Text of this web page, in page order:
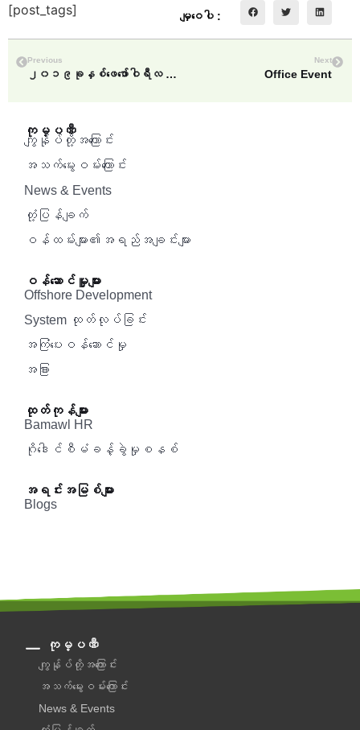
[post_tags] မျှဝေပါ :
Previous
၂၀၁၉ခုနှစ်ဖေဖော်ဝါရီလ အပန်းဖြေခရီးသွားခြင်း
Next
Office Event
ကုမ္ပဏီ
ကျွန်ုပ်တို့အကြောင်း
အသက်မွေးဝမ်းကြောင်း
News & Events
တုံ့ပြန်ချက်
ဝန်ထမ်းများ၏အရည်အချင်းများ
ဝန်ဆောင်မှူများ
Offshore Development
System ထုတ်လုပ်ခြင်း
အကြံပေးဝန်ဆောင်မှု‌
အခြား
ထုတ်ကုန်များ
Bamawl HR
ဂိုဒေါင်စီမံခန့်ခွဲမှုစနစ်
အရင်းအမြစ်များ
Blogs
ကုမ္ပဏီ
ကျွန်ုပ်တို့အကြောင်း
အသက်မွေးဝမ်းကြောင်း
News & Events